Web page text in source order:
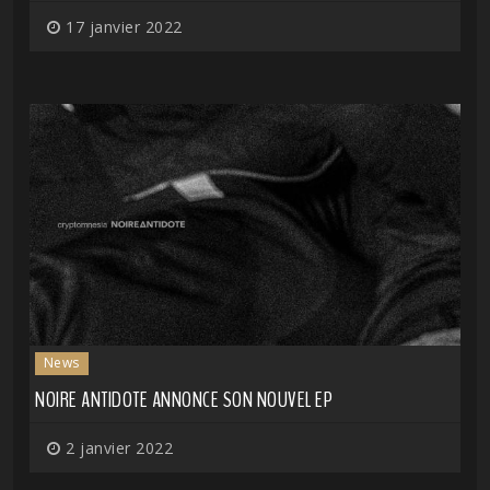
17 janvier 2022
News
NOIRE ANTIDOTE ANNONCE SON NOUVEL EP
2 janvier 2022